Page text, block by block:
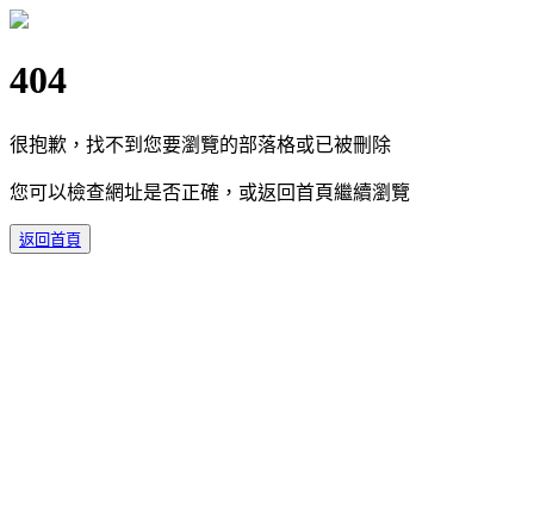
404
很抱歉，找不到您要瀏覽的部落格或已被刪除
您可以檢查網址是否正確，或返回首頁繼續瀏覽
返回首頁